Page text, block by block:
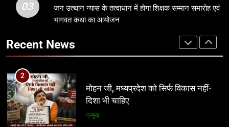
3
जन उत्थान न्यास के तत्वाधान में होगा शिक्षक
4
आदिवासी भीख नहीं, अपना अधिकार मांगता है,
आदिवासी कोड की लड़ाई एक बार नहीं 100
बार लड़ेंगे: उमंग सिंघार
मध्य प्रदेश
03
जन उत्थान न्यास के तत्वाधान में होगा शिक्षक सम्मान समारोह एवं
भागवत कथा का आयोजन
Recent News
2
मोहन जी, मध्यप्रदेश को सिर्फ विकास नहीं-
3
जन उत्थान न्यास के तत्वाधान में होगा शिक्षक
सम्मान समारोह एवं भागवत कथा का आयोजन
खेल